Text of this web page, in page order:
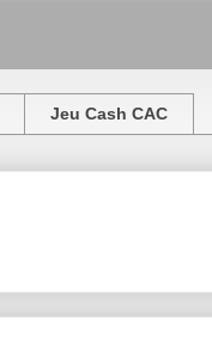
Jeu Cash CAC